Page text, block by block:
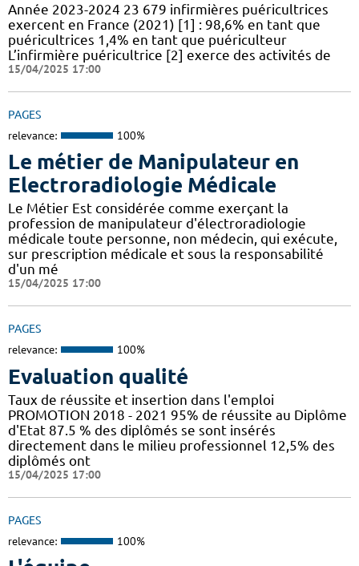
Année 2023-2024 23 679 infirmières puéricultrices
exercent en France (2021) [1] : 98,6% en tant que
puéricultrices 1,4% en tant que puériculteur
L’infirmière puéricultrice [2] exerce des activités de
15/04/2025 17:00
PAGES
relevance: 100%
Le métier de Manipulateur en
Electroradiologie Médicale
Le Métier Est considérée comme exerçant la
profession de manipulateur d'électroradiologie
médicale toute personne, non médecin, qui exécute,
sur prescription médicale et sous la responsabilité
d'un mé
15/04/2025 17:00
PAGES
relevance: 100%
Evaluation qualité
Taux de réussite et insertion dans l'emploi
PROMOTION 2018 - 2021 95% de réussite au Diplôme
d'Etat 87.5 % des diplômés se sont insérés
directement dans le milieu professionnel 12,5% des
diplômés ont
15/04/2025 17:00
PAGES
relevance: 100%